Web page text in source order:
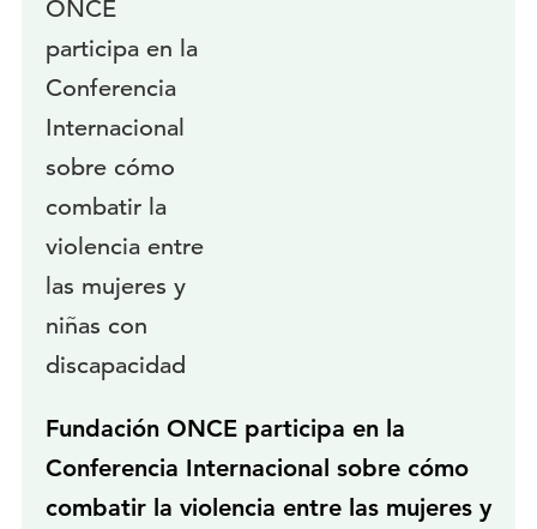
Fundación ONCE participa en la
Conferencia Internacional sobre cómo
combatir la violencia entre las mujeres y